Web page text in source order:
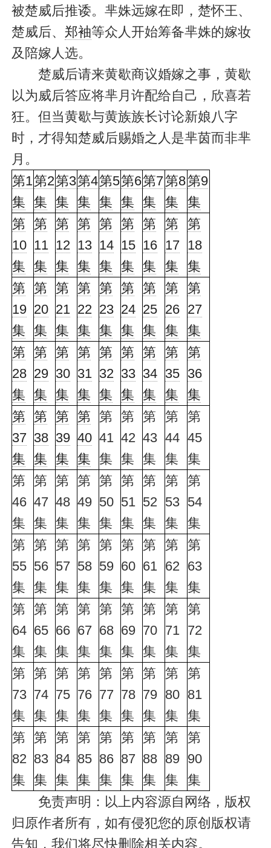
被楚威后推诿。芈姝远嫁在即，楚怀王、
楚威后、 郑袖等众人开始筹备芈姝的嫁妆
及陪嫁人选。
楚威后请来黄歇商议婚嫁之事，黄歇
以为威后答应将芈月许配给自己，欣喜若
狂。但当黄歇与黄族族长讨论新娘八字
时，才得知楚威后赐婚之人是芈茵而非芈
月。
第1
集
第2
集
第3
集
第4
集
第5
集
第6
集
第7
集
第8
集
第9
集
第
10
集
第
11
集
第
12
集
第
13
集
第
14
集
第
15
集
第
16
集
第
17
集
第
18
集
第
19
集
第
20
集
第
21
集
第
22
集
第
23
集
第
24
集
第
25
集
第
26
集
第
27
集
第
28
集
第
29
集
第
30
集
第
31
集
第
32
集
第
33
集
第
34
集
第
35
集
第
36
集
第
37
集
第
38
集
第
39
集
第
40
集
第
41
集
第
42
集
第
43
集
第
44
集
第
45
集
第
46
集
第
47
集
第
48
集
第
49
集
第
50
集
第
51
集
第
52
集
第
53
集
第
54
集
第
55
集
第
56
集
第
57
集
第
58
集
第
59
集
第
60
集
第
61
集
第
62
集
第
63
集
第
64
集
第
65
集
第
66
集
第
67
集
第
68
集
第
69
集
第
70
集
第
71
集
第
72
集
第
73
集
第
74
集
第
75
集
第
76
集
第
77
集
第
78
集
第
79
集
第
80
集
第
81
集
第
82
集
第
83
集
第
84
集
第
85
集
第
86
集
第
87
集
第
88
集
第
89
集
第
90
集
免责声明：以上内容源自网络，版权
归原作者所有，如有侵犯您的原创版权请
告知，我们将尽快删除相关内容。